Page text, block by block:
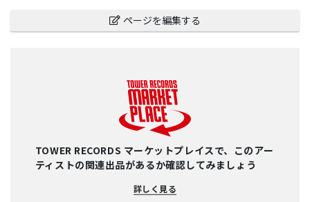
ページを編集する
TOWER RECORDS マーケットプレイスで、このアー
ティストの関連出品があるか確認してみましょう
詳しく見る